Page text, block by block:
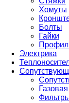
Хомуты
Болты
Гайки
Электрика